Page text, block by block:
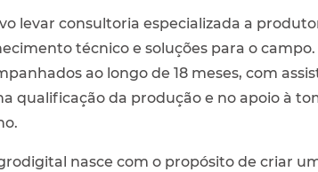
levar consultoria especializada a
técnico e soluções para o
ao longo de 18 meses, com
qualificação da produção e no apoio à
nasce com o propósito de criar